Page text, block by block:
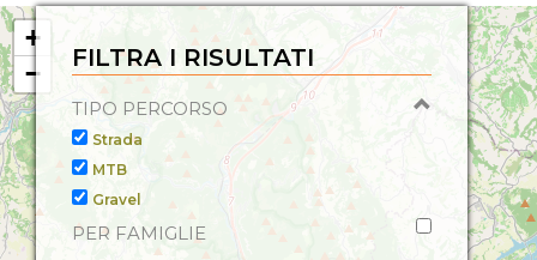
+
−
FILTRA I RISULTATI
TIPO PERCORSO
Strada
MTB
Gravel
PER FAMIGLIE